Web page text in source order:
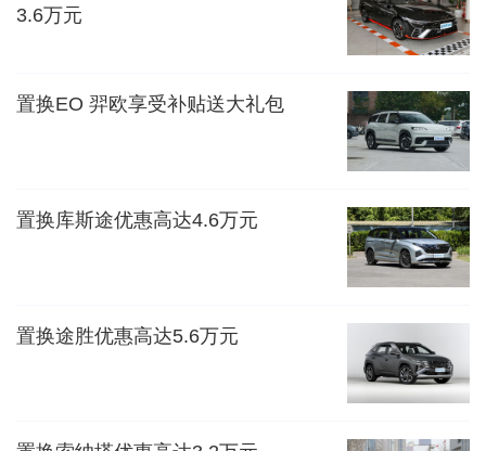
3.6万元
置换EO 羿欧享受补贴送大礼包
置换库斯途优惠高达4.6万元
置换途胜优惠高达5.6万元